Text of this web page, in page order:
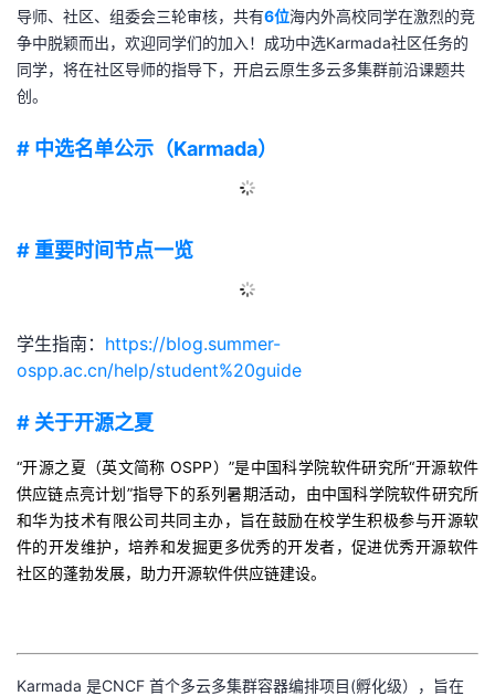
发
者
我
博
的
我
子
直
播
的
活
动
我
的
关
注
开
发
者
堂
的
课
程
我
的
认
证
我
的
实
验
我
的
收
的
Programs
我
的
支
我
术
支
持
云
声
建
议
导师、社区、组委会三轮审核，共有6位海内外高校同学在激烈的竞
争中脱颖而出，欢迎同学们的加入！成功中选Karmada社区任务的
同学，将在社区导师的指导下，开启云原生多云多集群前沿课题共
创。
# 中选名单公示（Karmada）
# 重要时间节点一览
学生指南： https://blog.summer-
ospp.ac.cn/help/student%20guide
# 关于开源之夏
“开源之夏（英文简称 OSPP）”是中国科学院软件研究所“开源软件
供应链点亮计划”指导下的系列暑期活动，由中国科学院软件研究所
和华为技术有限公司共同主办，旨在鼓励在校学生积极参与开源软
件的开发维护，培养和发掘更多优秀的开发者，促进优秀开源软件
社区的蓬勃发展，助力开源软件供应链建设。
Karmada 是CNCF 首个多云多集群容器编排项目(孵化级），旨在